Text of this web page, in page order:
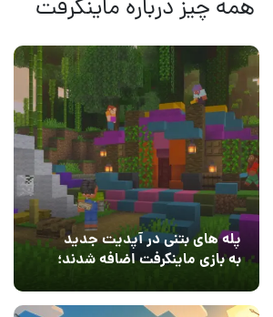
همه چیز درباره ماینکرفت
پله های بتنی در آپدیت جدید
به بازی ماینکرفت اضافه شدند؛